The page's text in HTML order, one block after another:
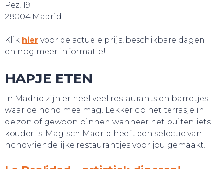
Pez, 19
28004 Madrid
Klik hier voor de actuele prijs, beschikbare dagen
en nog meer informatie!
HAPJE ETEN
In Madrid zijn er heel veel restaurants en barretjes
waar de hond mee mag. Lekker op het terrasje in
de zon of gewoon binnen wanneer het buiten iets
kouder is. Magisch Madrid heeft een selectie van
hondvriendelijke restaurantjes voor jou gemaakt!